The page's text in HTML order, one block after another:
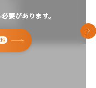
要があります。
次